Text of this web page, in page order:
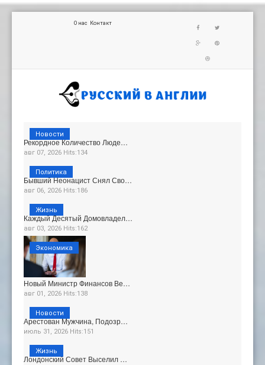
О нас Контакт
Рекордное Количество Люде…
авг 07, 2026 Hits:134
Новости
Бывший Неонацист Снял Сво…
авг 06, 2026 Hits:186
Политика
Каждый Десятый Домовладел…
авг 03, 2026 Hits:162
Жизнь
Новый Министр Финансов Ве…
авг 01, 2026 Hits:138
Экономика
Арестован Мужчина, Подозр…
июль 31, 2026 Hits:151
Новости
Лондонский Совет Выселил …
Жизнь